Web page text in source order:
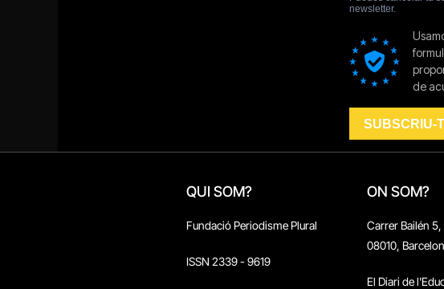
QUI SOM?
Fundació Periodisme Plural
ISSN 2339 - 9619
ON SOM?
Carrer Bailén
08010,
El Diari de